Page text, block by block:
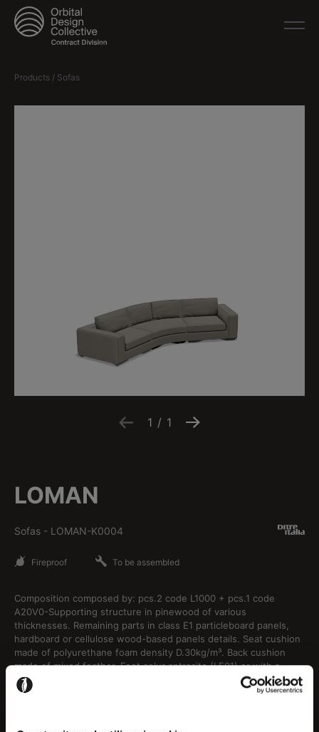
Products / Sofas
1 / 1
LOMAN
Sofas - LOMAN-K0004
Fireproof To be assembled
Composition composed by: pcs.2 code L1000 + pcs.1 code
A20V0-Supporting structure in pinewood of various
thicknesses. Remaining parts in class E1 particleboard panels,
hardboard or cellulose wood-based panels details. Seat cushion
made of polyurethane foam density D.30kg/m³. Back cushion
made of mixed feather. Feet colur antracite (LE01) or with a
suspended effect in black colour. Fireproof version.